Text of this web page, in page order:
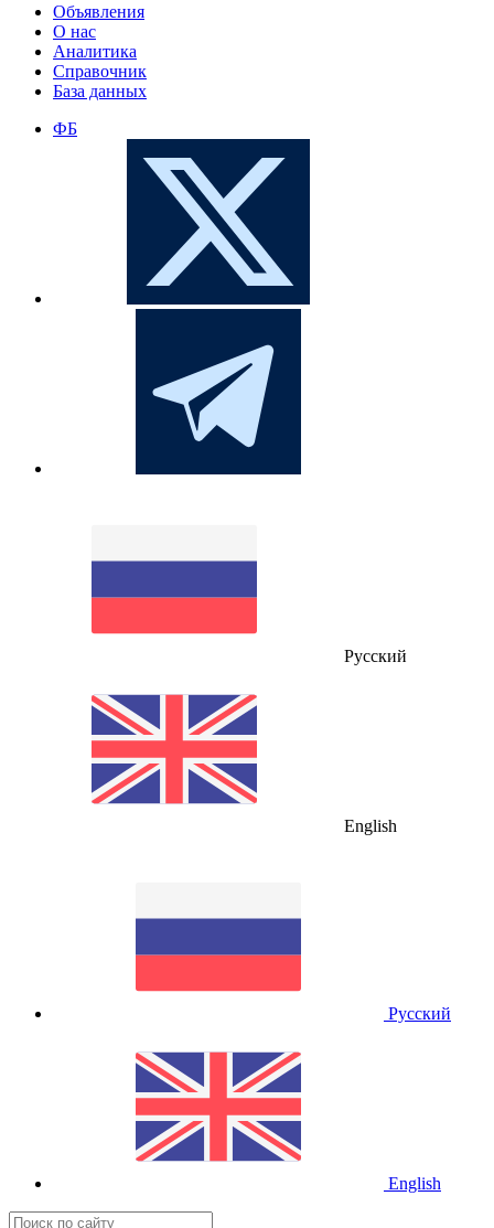
Объявления
О нас
Аналитика
Справочник
База данных
ФБ
Русский
English
Русский
English